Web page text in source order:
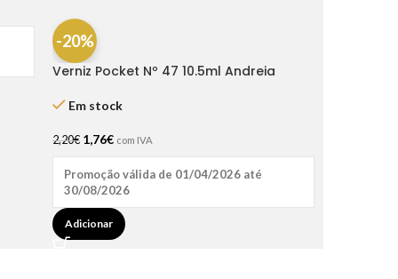
-20%
Verniz Pocket Nº 47 10.5ml Andreia
Em stock
2,20€ 1,76€ com IVA
Promoção válida de 01/04/2026 até
30/08/2026
Adicionar